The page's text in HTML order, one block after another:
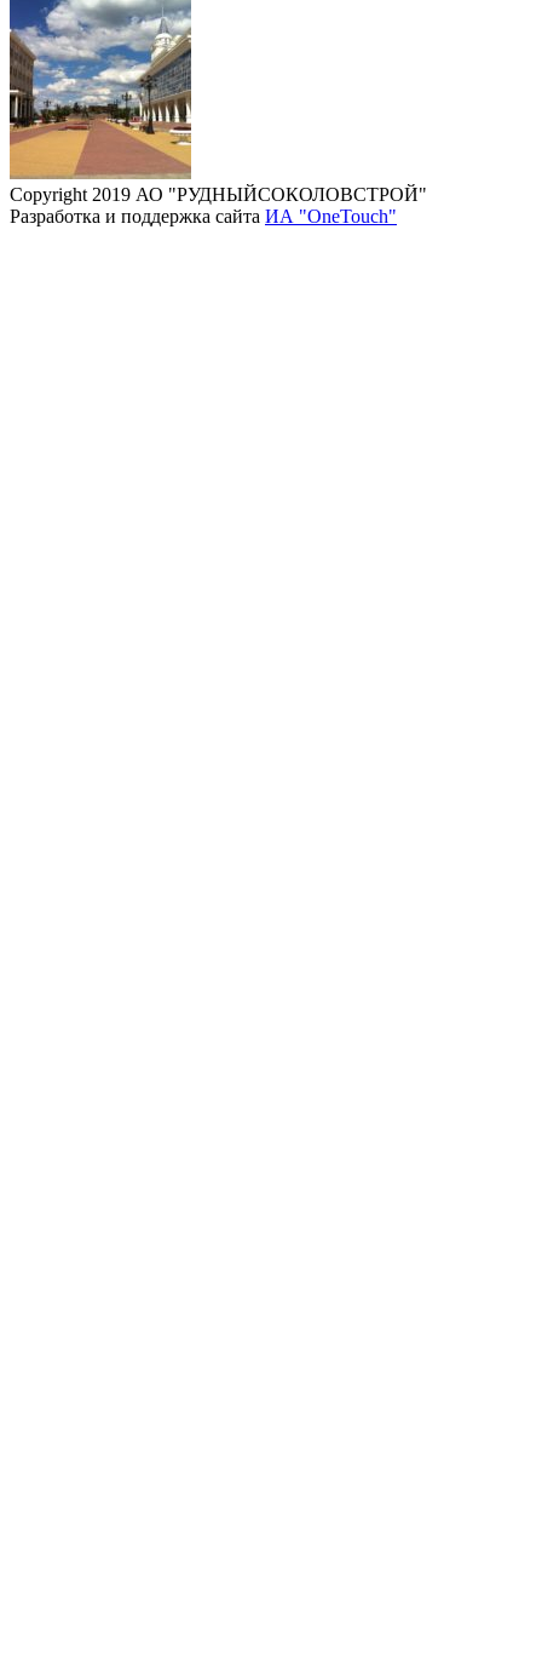
Copyright 2019 АО "РУДНЫЙСОКОЛОВСТРОЙ"
Разработка и поддержка сайта ИА "OneTouch"